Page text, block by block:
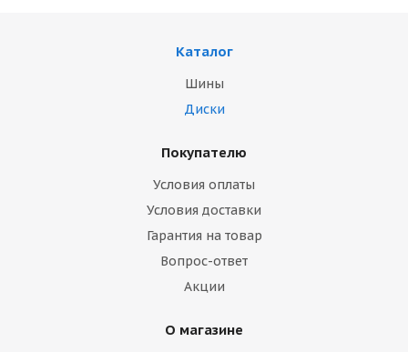
Каталог
Шины
Диски
Покупателю
Условия оплаты
Условия доставки
Гарантия на товар
Вопрос-ответ
Акции
О магазине